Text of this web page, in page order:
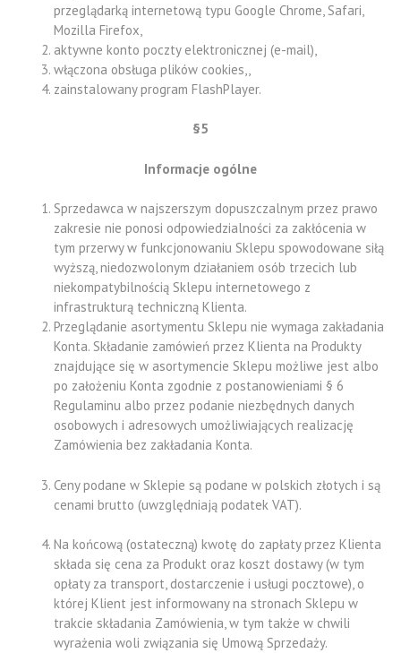
przeglądarką internetową typu Google Chrome, Safari,
Mozilla Firefox,
aktywne konto poczty elektronicznej (e-mail),
włączona obsługa plików cookies,,
zainstalowany program FlashPlayer.
§5
Informacje ogólne
Sprzedawca w najszerszym dopuszczalnym przez prawo
zakresie nie ponosi odpowiedzialności za zakłócenia w
tym przerwy w funkcjonowaniu Sklepu spowodowane siłą
wyższą, niedozwolonym działaniem osób trzecich lub
niekompatybilnością Sklepu internetowego z
infrastrukturą techniczną Klienta.
Przeglądanie asortymentu Sklepu nie wymaga zakładania
Konta. Składanie zamówień przez Klienta na Produkty
znajdujące się w asortymencie Sklepu możliwe jest albo
po założeniu Konta zgodnie z postanowieniami § 6
Regulaminu albo przez podanie niezbędnych danych
osobowych i adresowych umożliwiających realizację
Zamówienia bez zakładania Konta.
Ceny podane w Sklepie są podane w polskich złotych i są
cenami brutto (uwzględniają podatek VAT).
Na końcową (ostateczną) kwotę do zapłaty przez Klienta
składa się cena za Produkt oraz koszt dostawy (w tym
opłaty za transport, dostarczenie i usługi pocztowe), o
której Klient jest informowany na stronach Sklepu w
trakcie składania Zamówienia, w tym także w chwili
wyrażenia woli związania się Umową Sprzedaży.